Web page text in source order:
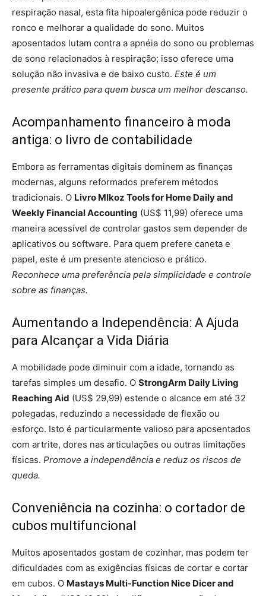
respiração nasal, esta fita hipoalergênica pode reduzir o
ronco e melhorar a qualidade do sono. Muitos
aposentados lutam contra a apnéia do sono ou problemas
de sono relacionados à respiração; isso oferece uma
solução não invasiva e de baixo custo. Este é um
presente prático para quem busca um melhor descanso.
Acompanhamento financeiro à moda
antiga: o livro de contabilidade
Embora as ferramentas digitais dominem as finanças
modernas, alguns reformados preferem métodos
tradicionais. O Livro Mlkoz Tools for Home Daily and
Weekly Financial Accounting (US$ 11,99) oferece uma
maneira acessível de controlar gastos sem depender de
aplicativos ou software. Para quem prefere caneta e
papel, este é um presente atencioso e prático.
Reconhece uma preferência pela simplicidade e controle
sobre as finanças.
Aumentando a Independência: A Ajuda
para Alcançar a Vida Diária
A mobilidade pode diminuir com a idade, tornando as
tarefas simples um desafio. O StrongArm Daily Living
Reaching Aid (US$ 29,99) estende o alcance em até 32
polegadas, reduzindo a necessidade de flexão ou
esforço. Isto é particularmente valioso para aposentados
com artrite, dores nas articulações ou outras limitações
físicas. Promove a independência e reduz os riscos de
queda.
Conveniência na cozinha: o cortador de
cubos multifuncional
Muitos aposentados gostam de cozinhar, mas podem ter
dificuldades com as exigências físicas de cortar e cortar
em cubos. O Mastays Multi-Function Nice Dicer and